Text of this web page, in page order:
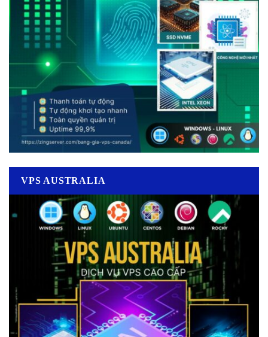
VPS AUSTRALIA